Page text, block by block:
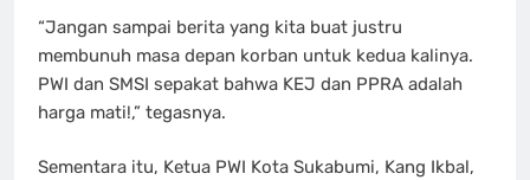
“Jangan sampai berita yang kita buat justru
membunuh masa depan korban untuk kedua kalinya.
PWI dan SMSI sepakat bahwa KEJ dan PPRA adalah
harga mati!,” tegasnya.
Sementara itu, Ketua PWI Kota Sukabumi, Kang Ikbal,